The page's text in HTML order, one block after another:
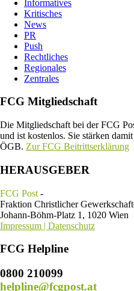
Informatives
Kritisches
News
PR
Push
Rechtliches
Regionales
Zentrales
FCG Mitgliedschaft
Die Mitgliedschaft bei der FCG
und ist kostenlos. Sie stärken
ÖGB. Zur FCG Beitrittserklärung
HERAUSGEBER
FCG Post -
Fraktion Christlicher
Johann-Böhm-Platz 1, 1020 Wien
Impressum | Datenschutz
FCG Helpline
0800 210099
helpline@fcgpost.at